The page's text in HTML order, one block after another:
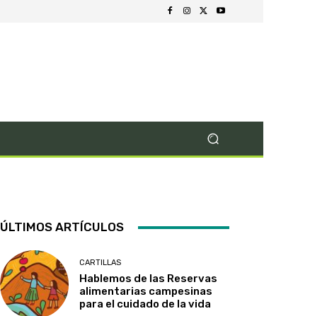
ÚLTIMOS ARTÍCULOS
CARTILLAS
Hablemos de las Reservas
alimentarias campesinas
para el cuidado de la vida